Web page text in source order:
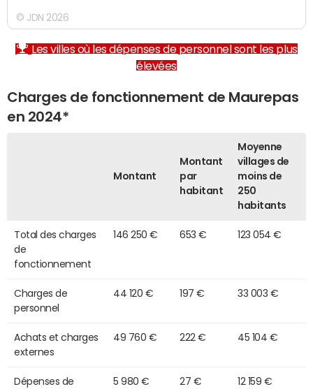
© JDN 2026
Les villes où les dépenses de personnel sont les plus
élevées
Charges de fonctionnement de Maurepas
en 2024*
Montant
Montant
par
habitant
Moyenne
villages de
moins de
250
habitants
Total des charges
de
fonctionnement
146 250 € 653 € 123 054 €
Charges de
personnel
44 120 € 197 € 33 003 €
Achats et charges
externes
49 760 € 222 € 45 104 €
Dépenses de 5 980 € 27 € 12 159 €